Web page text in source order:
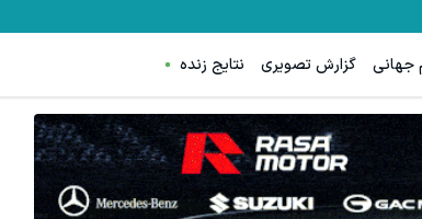
جهانی گزارش تصویری نتایج زنده